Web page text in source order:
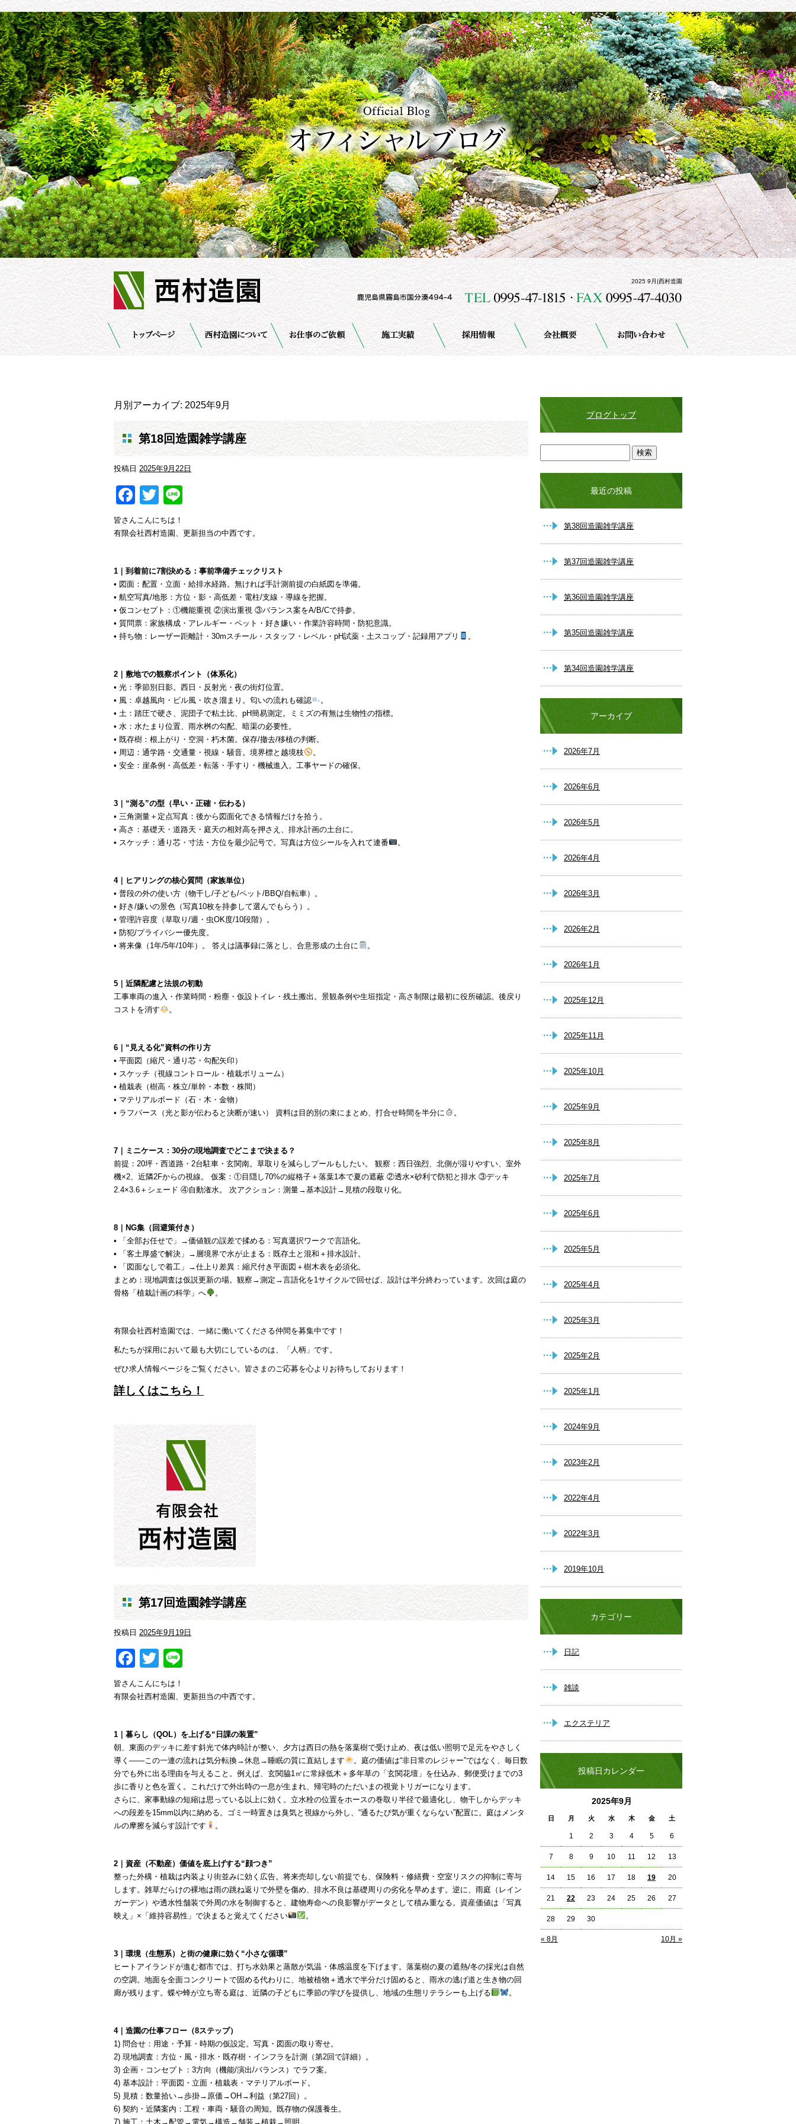
2025 9月|西村造園
月別アーカイブ: 2025年9月
第18回造園雑学講座
投稿日 2025年9月22日
Facebook
Twitter
皆さんこんにちは！
有限会社西村造園、更新担当の中西です。
1｜到着前に7割決める：事前準備チェックリスト
• 図面：配置・立面・給排水経路。無ければ手計測前提の白紙図を準備。
• 航空写真/地形：方位・影・高低差・電柱/支線・導線を把握。
• 仮コンセプト：①機能重視 ②演出重視 ③バランス案をA/B/Cで持参。
• 質問票：家族構成・アレルギー・ペット・好き嫌い・作業許容時間・防犯意識。
• 持ち物：レーザー距離計・30mスチール・スタッフ・レベル・pH試薬・土スコップ・記録用アプリ
。
2｜敷地での観察ポイント（体系化）
• 光：季節別日影。西日・反射光・夜の街灯位置。
• 風：卓越風向・ビル風・吹き溜まり。匂いの流れも確認
。
• 土：踏圧で硬さ、泥団子で粘土比、pH簡易測定。ミミズの有無は生物性の指標。
• 水：水たまり位置、雨水桝の勾配、暗渠の必要性。
• 既存樹：根上がり・空洞・朽木菌。保存/撤去/移植の判断。
• 周辺：通学路・交通量・視線・騒音。境界標と越境枝
。
• 安全：崖条例・高低差・転落・手すり・機械進入。工事ヤードの確保。
3｜“測る”の型（早い・正確・伝わる）
• 三角測量＋定点写真：後から図面化できる情報だけを拾う。
• 高さ：基礎天・道路天・庭天の相対高を押さえ、排水計画の土台に。
• スケッチ：通り芯・寸法・方位を最少記号で。写真は方位シールを入れて連番
。
4｜ヒアリングの核心質問（家族単位）
• 普段の外の使い方（物干し/子ども/ペット/BBQ/自転車）。
• 好き/嫌いの景色（写真10枚を持参して選んでもらう）。
• 管理許容度（草取り/週・虫OK度/10段階）。
• 防犯/プライバシー優先度。
• 将来像（1年/5年/10年）。 答えは議事録に落とし、合意形成の土台に
。
5｜近隣配慮と法規の初動
工事車両の進入・作業時間・粉塵・仮設トイレ・残土搬出。景観条例や生垣指定・高さ制限は最初に役所確認。後戻り
コストを消す
。
6｜“見える化”資料の作り方
• 平面図（縮尺・通り芯・勾配矢印）
• スケッチ（視線コントロール・植栽ボリューム）
• 植栽表（樹高・株立/単幹・本数・株間）
• マテリアルボード（石・木・金物）
• ラフパース（光と影が伝わると決断が速い） 資料は目的別の束にまとめ、打合せ時間を半分に
。
7｜ミニケース：30分の現地調査でどこまで決まる？
前提：20坪・西道路・2台駐車・玄関南。草取りを減らしプールもしたい。 観察：西日強烈、北側が湿りやすい、室外
機×2、近隣2Fからの視線。 仮案：①目隠し70%の縦格子＋落葉1本で夏の遮蔽 ②透水×砂利で防犯と排水 ③デッキ
2.4×3.6＋シェード ④自動潅水。 次アクション：測量→基本設計→見積の段取り化。
8｜NG集（回避策付き）
• 「全部お任せで」→価値観の誤差で揉める：写真選択ワークで言語化。
• 「客土厚盛で解決」→層境界で水が止まる：既存土と混和＋排水設計。
• 「図面なしで着工」→仕上り差異：縮尺付き平面図＋樹木表を必須化。
まとめ：現地調査は仮説更新の場。観察→測定→言語化を1サイクルで回せば、設計は半分終わっています。次回は庭の
骨格「植栽計画の科学」へ
。
有限会社西村造園では、一緒に働いてくださる仲間を募集中です！
私たちが採用において最も大切にしているのは、「人柄」です。
ぜひ求人情報ページをご覧ください。皆さまのご応募を心よりお待ちしております！
詳しくはこちら！
第17回造園雑学講座
投稿日 2025年9月19日
Facebook
Twitter
皆さんこんにちは！
有限会社西村造園、更新担当の中西です。
1｜暮らし（QOL）を上げる“日課の装置”
朝、東面のデッキに差す斜光で体内時計が整い、夕方は西日の熱を落葉樹で受け止め、夜は低い照明で足元をやさしく
導く——この一連の流れは気分転換→休息→睡眠の質に直結します
。庭の価値は“非日常のレジャー”ではなく、毎日数
分でも外に出る理由を与えること。例えば、玄関脇1㎡に常緑低木＋多年草の「玄関花壇」を仕込み、郵便受けまでの3
歩に香りと色を置く。これだけで外出時の一息が生まれ、帰宅時のただいまの視覚トリガーになります。
さらに、家事動線の短縮は思っている以上に効く。立水栓の位置をホースの巻取り半径で最適化し、物干しからデッキ
への段差を15mm以内に納める。ゴミ一時置きは臭気と視線から外し、“通るたび気が重くならない”配置に。庭はメンタ
ルの摩擦を減らす設計です
。
2｜資産（不動産）価値を底上げする“顔つき”
整った外構・植栽は内装より街並みに効く広告。将来売却しない前提でも、保険料・修繕費・空室リスクの抑制に寄与
します。雑草だらけの裸地は雨の跳ね返りで外壁を傷め、排水不良は基礎周りの劣化を早めます。逆に、雨庭（レイン
ガーデン）や透水性舗装で外周の水を制御すると、建物寿命への良影響がデータとして積み重なる。資産価値は「写真
映え」×「維持容易性」で決まると覚えてください
。
3｜環境（生態系）と街の健康に効く“小さな循環”
ヒートアイランドが進む都市では、打ち水効果と蒸散が気温・体感温度を下げます。落葉樹の夏の遮熱/冬の採光は自然
の空調。地面を全面コンクリートで固める代わりに、地被植物＋透水で半分だけ固めると、雨水の逃げ道と生き物の回
廊が残ります。蝶や蜂が立ち寄る庭は、近隣の子どもに季節の学びを提供し、地域の生態リテラシーも上げる
。
4｜造園の仕事フロー（8ステップ）
1) 問合せ：用途・予算・時期の仮設定。写真・図面の取り寄せ。
2) 現地調査：方位・風・排水・既存樹・インフラを計測（第2回で詳細）。
3) 企画・コンセプト：3方向（機能/演出/バランス）でラフ案。
4) 基本設計：平面図・立面・植栽表・マテリアルボード。
5) 見積：数量拾い→歩掛→原価→OH→利益（第27回）。
6) 契約・近隣案内：工程・車両・騒音の周知。既存物の保護養生。
7) 施工：土木→配管→電気→構造→舗装→植栽→照明。
ブログトップ
最近の投稿
第38回造園雑学講座
第37回造園雑学講座
第36回造園雑学講座
第35回造園雑学講座
第34回造園雑学講座
アーカイブ
2026年7月
2026年6月
2026年5月
2026年4月
2026年3月
2026年2月
2026年1月
2025年12月
2025年11月
2025年10月
2025年9月
2025年8月
2025年7月
2025年6月
2025年5月
2025年4月
2025年3月
2025年2月
2025年1月
2024年9月
2023年2月
2022年4月
2022年3月
2019年10月
カテゴリー
日記
雑談
エクステリア
投稿日カレンダー
2025年9月
日 月 火 水 木 金 土
« 8月 10月 »
1 2 3 4 5 6
7 8 9 10 11 12 13
14 15 16 17 18 19 20
21 22 23 24 25 26 27
28 29 30